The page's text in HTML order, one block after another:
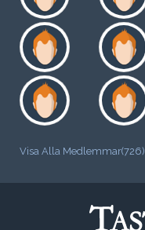
Visa Alla Medlemmar(726)